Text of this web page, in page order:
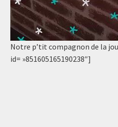
Notre p’tit compagnon de la
id= »851605165190238″]